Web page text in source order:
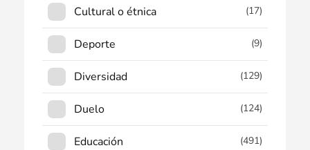
Cultural o étnica (17)
Deporte (9)
Diversidad (129)
Duelo (124)
Educación (491)